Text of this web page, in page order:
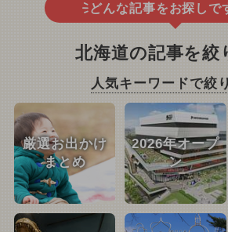
どんな記事をお探しで
北海道の記事を絞
人気キーワードで絞
厳選お出かけ
まとめ
2026年オープ
ン